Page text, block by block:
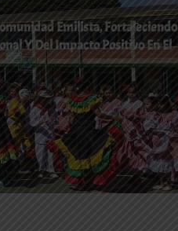
Emilista, Fortaleciendo
Y Del Impacto Positivo En El